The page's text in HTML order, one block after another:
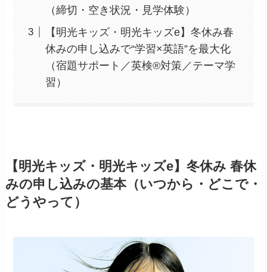
（締切・空き状況・見学体験）
【明光キッズ・明光キッズe】冬休み春
休みの申し込みで“学習×英語”を最大化
（宿題サポート／英検®対策／テーマ学
習）
【明光キッズ・明光キッズe】冬休み 春休
みの申し込みの基本（いつから・どこで・
どうやって）